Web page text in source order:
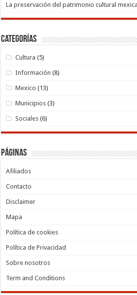
La preservación del patrimonio cultural
Categorías
Cultura (5)
Información (8)
Mexico (13)
Municipios (3)
Sociales (6)
Páginas
Afiliados
Contacto
Disclaimer
Mapa
Política de cookies
Política de Privacidad
Sobre nosotros
Term and Conditions